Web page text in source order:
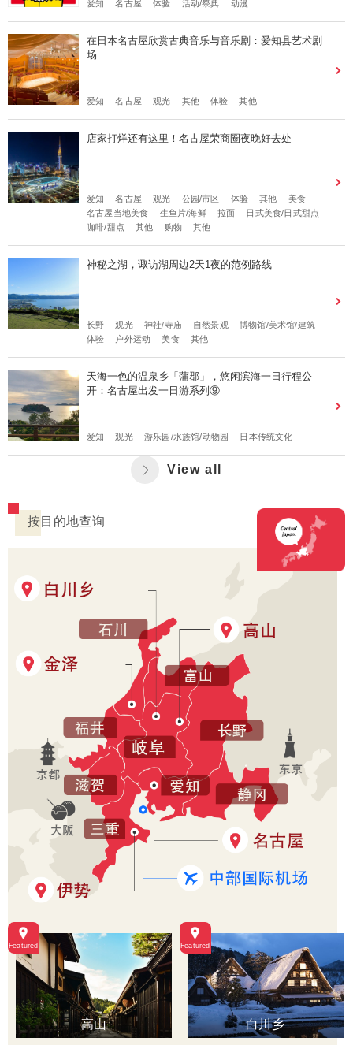
爱知 名古屋 体验 活动/祭典 动漫
在日本名古屋欣赏古典音乐与音乐剧：爱知县艺术剧
场
爱知 名古屋 观光 其他 体验 其他
店家打烊还有这里！名古屋荣商圈夜晚好去处
爱知 名古屋 观光 公园/市区 体验 其他
美食
名古屋当地美食
生鱼片/海鲜 拉面
日式美食/日式甜点
咖啡/甜点
其他 购物 其他
神秘之湖，诹访湖周边2天1夜的范例路线
长野 观光 神社/寺庙 自然景观
博物馆/美术馆/建筑
体验
户外运动 美食 其他
天海一色的温泉乡「蒲郡」，悠闲滨海一日行程公
开：名古屋出发一日游系列⑨
爱知 观光 游乐园/水族馆/动物园 日本传统文化
View all
按目的地查询
高山 白川乡